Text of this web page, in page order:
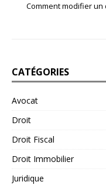
Comment modifier un
CATÉGORIES
Avocat
Droit
Droit Fiscal
Droit Immobilier
Juridique